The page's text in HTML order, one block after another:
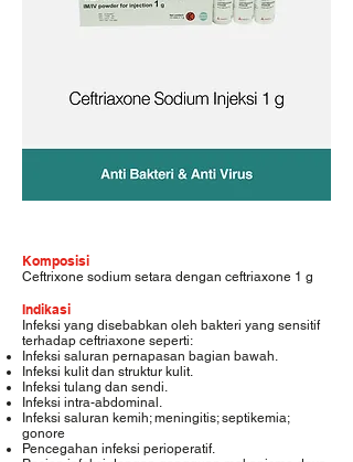
Komposisi
Ceftrixone sodium setara dengan ceftriaxone 1 g
Indikasi
Infeksi yang disebabkan oleh bakteri yang sensitif
terhadap ceftriaxone seperti:
Infeksi saluran pernapasan bagian bawah.
Infeksi kulit dan struktur kulit.
Infeksi tulang dan sendi.
Infeksi intra-abdominal.
Infeksi saluran kemih; meningitis; septikemia;
gonore
Pencegahan infeksi perioperatif.